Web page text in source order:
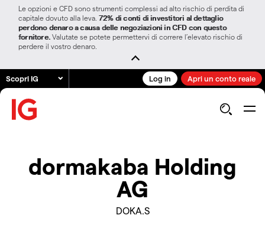
Le opzioni e CFD sono strumenti complessi ad alto rischio di perdita di
capitale dovuto alla leva. 72% di conti di investitori al dettaglio
perdono denaro a causa delle negoziazioni in CFD con questo
fornitore. Valutate se potete permettervi di correre l’elevato rischio di
perdere il vostro denaro.
Scopri IG Log in Apri un conto reale
dormakaba Holding
AG
DOKA.S